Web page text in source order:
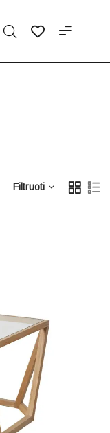
Filtruoti